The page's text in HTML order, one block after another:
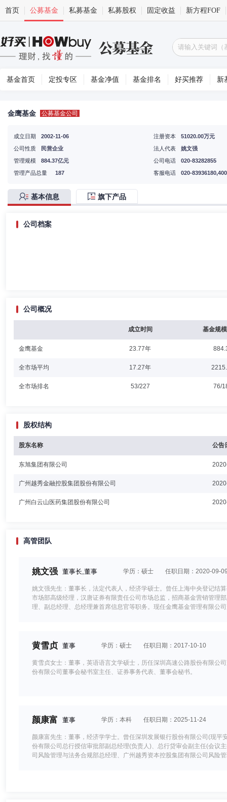
首页 公募基金 私募基金 私募股权 固定收益 新方程FOF
基金首页 定投专区 基金净值 基金排名 好买推荐 新
金鹰基金 公募基金公司
成立日期
2002-11-06
公司性质
民营企业
注册资本
51020.00万元
法人代表
姚文强
管理规模
884.37亿元
管理产品总量
187
公司电话
020-83282855
客服电话
020-
基本信息 旗下产品
公司档案
公司概况
成立时间 基金规
金鹰基金 23.77年
全市场平均 17.27年
全市场排名 53/227 76/
股权结构
股东名称 公告
东旭集团有限公司
广州越秀金融控股集团股份有限公司
广州白云山医药集团股份有限公司
高管团队
姚文强 董事长,董事 学历：硕士 任职日期：2020-09-
姚文强先生：董事长，法定代表人，经济学硕士。曾任上海中央登记结
市场部高级经理，汉唐证券有限责任公司市场总监，招商基金营销管理
理、副总经理、总经理兼首席信息官等职务。现任金鹰基金管理有限公
黄雪贞 董事 学历：硕士 任职日期：2017-10-10
黄雪贞女士：董事，英语语言文学硕士，历任深圳高速公路股份有限公
份有限公司董事会秘书室主任、证券事务代表、董事会秘书。
颜康富 董事 学历：本科 任职日期：2025-11-24
颜康富先生：董事，经济学学士。曾任深圳发展银行股份有限公司(现
份有限公司总行授信审批部副总经理(负责人)、总行贷审会副主任(会议
司风险管理与法务合规部总经理、广州越秀资本控股集团有限公司风险